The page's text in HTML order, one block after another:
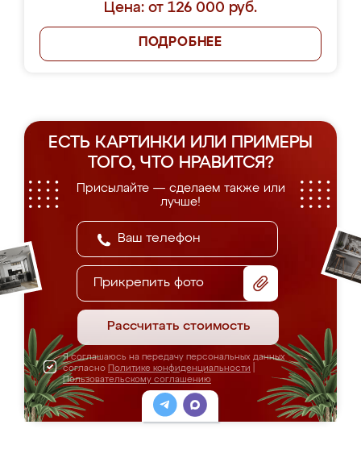
Цена: от 126 000 руб.
ПОДРОБНЕЕ
ЕСТЬ КАРТИНКИ ИЛИ ПРИМЕРЫ
ТОГО, ЧТО НРАВИТСЯ?
Присылайте — сделаем также или
лучше!
Прикрепить фото
Рассчитать стоимость
Я соглашаюсь на передачу персональных данных
согласно Политике конфиденциальности
Пользовательскому соглашению